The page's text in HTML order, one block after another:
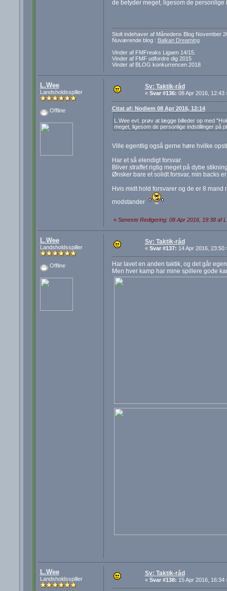
de betyder meget, ligesom de
Stolt indehaver af Månedens Blog November
Nuværende blog : Balkan Dreaming
Vinder af FMFreaks Ligaen 14/15.
Vinder af FMF udfordre dig 2015
Vinder af BLOG konkurrencen 2018
L.Wee
Landsholdsspiller
Offline
Sv: Taktik-råd
« Svar #136: 08 Apr 2016, 12:43
Citat af: Nodiem 08 Apr 2016, 12:14
L.Wee evt. prøv at lægge billeder op med
meget, ligesom de personlige indstillinger på
Ville egentlig også gerne høre hvilke
Har et så elendigt forsvar.
Bliver straffet rigtig meget på dybe
Ønsker bare et solidt forsvar, min backs
Hvis midt hold forsvarer og de er 8
modstander
« Seneste Redigering: 08 Apr 2016, 19:38 af
L.Wee
Landsholdsspiller
Offline
Sv: Taktik-råd
« Svar #137: 14 Apr 2016, 23:50
Har lavet en anden taktik, og det går
Men hver kamp har mine spillere gode
L.Wee
Landsholdsspiller
Sv: Taktik-råd
« Svar #138: 15 Apr 2016, 16:34